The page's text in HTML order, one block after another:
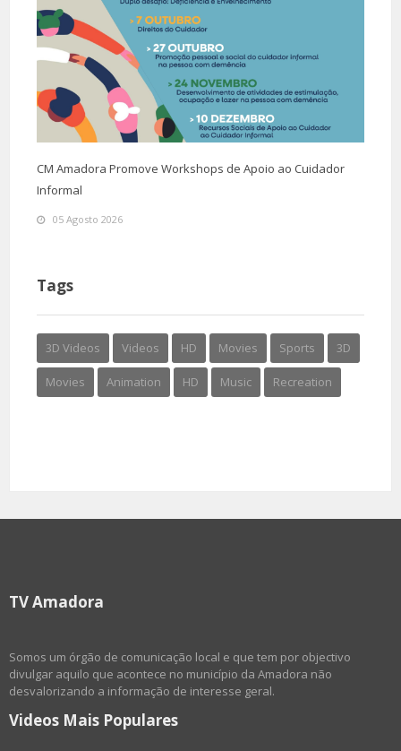
CM Amadora Promove Workshops de Apoio ao Cuidador
Informal
05 Agosto 2026
Tags
3D Videos Videos HD Movies Sports 3D
Movies Animation HD Music Recreation
TV Amadora
Somos um órgão de comunicação local e que tem por objectivo
divulgar aquilo que acontece no município da Amadora não
desvalorizando a informação de interesse geral.
Videos Mais Populares